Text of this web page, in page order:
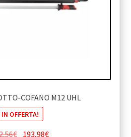
COFANO M12 UHL
IN OFFERTA!
€ 193,98€Il